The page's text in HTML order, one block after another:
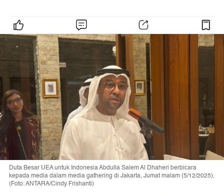
Duta Besar UEA untuk Indonesia Abdulla Salem Al Dhaheri berbicara
kepada media dalam media gathering di Jakarta, Jumat malam (5/12/2025).
(Foto: ANTARA/Cindy Frishanti)